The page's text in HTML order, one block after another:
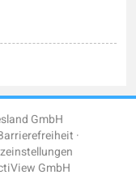
GmbH
GmbH